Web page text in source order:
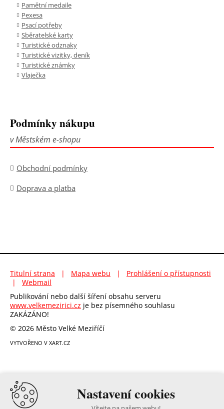
Pamětní medaile
Pexesa
Psací potřeby
Sběratelské karty
Turistické odznaky
Turistické vizitky, deník
Turistické známky
Vlaječka
Podmínky nákupu
v Městském e-shopu
Obchodní podmínky
Doprava a platba
Titulní strana | Mapa webu | Prohlášení o přístupnosti
| Webmail
Publikování nebo další šíření obsahu serveru
www.velkemezirici.cz je bez písemného souhlasu
ZAKÁZÁNO!
© 2026 Město Velké Meziříčí
VYTVOŘENO V XART.CZ
Nastavení cookies